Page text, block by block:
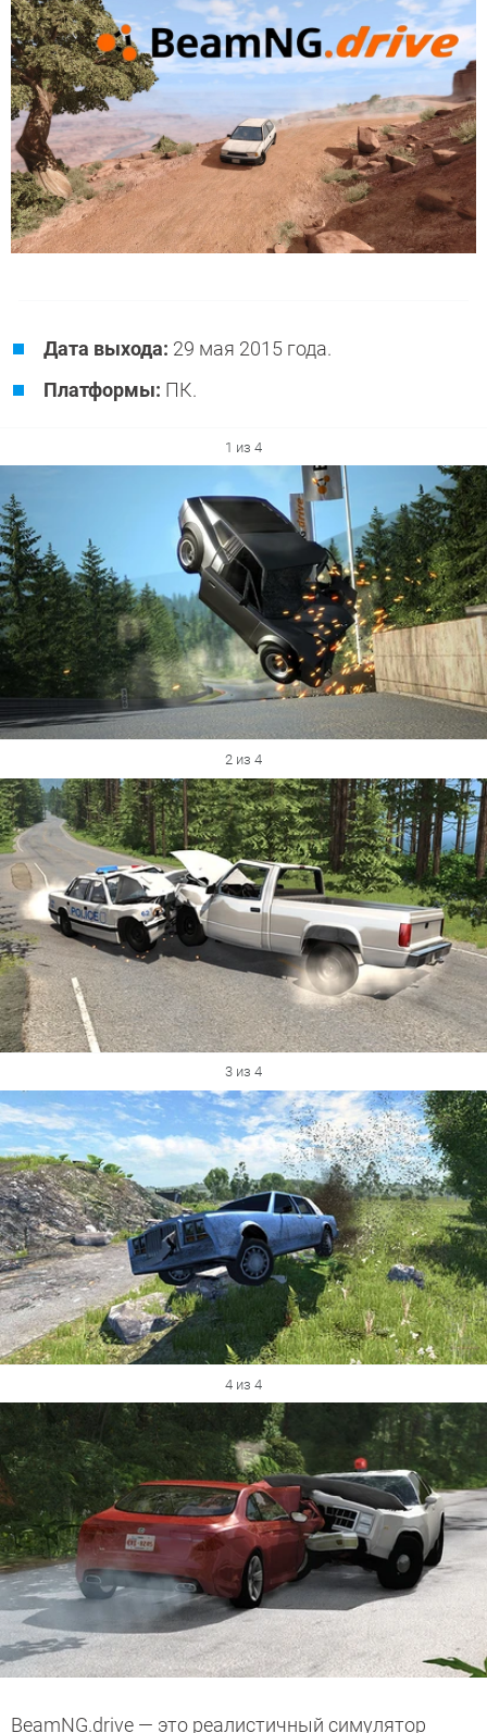
Дата выхода: 29 мая 2015 года.
Платформы: ПК.
1 из 4
2 из 4
3 из 4
4 из 4
BeamNG.drive — это реалистичный симулятор